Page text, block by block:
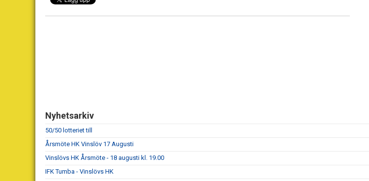
Nyhetsarkiv
50/50 lotteriet till
Årsmöte HK Vinslöv 17 Augusti
Vinslövs HK Årsmöte - 18 augusti kl. 19.00
IFK Tumba - Vinslövs HK